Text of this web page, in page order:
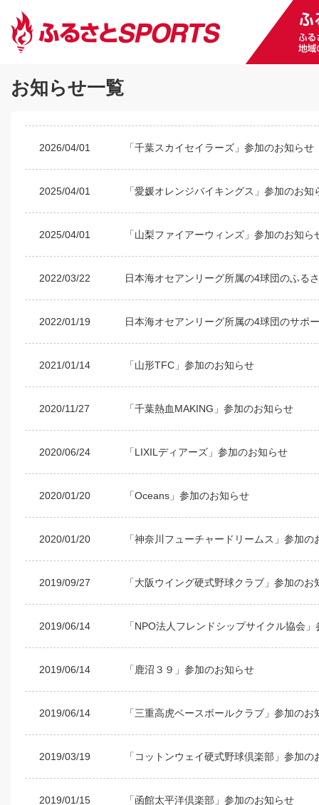
お知らせ一覧
2026/04/01 「千葉スカイセイラーズ」参加のお知らせ
2025/04/01 「愛媛オレンジバイキングス」参加のお知
2025/04/01 「山梨ファイアーウィンズ」参加のお知ら
2022/03/22 日本海オセアンリーグ所属の4球団のふる
2022/01/19 日本海オセアンリーグ所属の4球団のサポ
2021/01/14 「山形TFC」参加のお知らせ
2020/11/27 「千葉熱血MAKING」参加のお知らせ
2020/06/24 「LIXILディアーズ」参加のお知らせ
2020/01/20 「Oceans」参加のお知らせ
2020/01/20 「神奈川フューチャードリームス」参加の
2019/09/27 「大阪ウイング硬式野球クラブ」参加のお
2019/06/14 「NPO法人フレンドシップサイクル協会
2019/06/14 「鹿沼３９」参加のお知らせ
2019/06/14 「三重高虎ベースボールクラブ」参加のお
2019/03/19 「コットンウェイ硬式野球倶楽部」参加の
2019/01/15 「函館太平洋倶楽部」参加のお知らせ